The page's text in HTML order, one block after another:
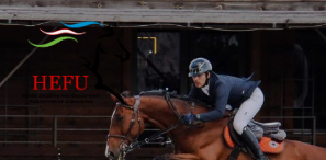
Перейти
содержимому